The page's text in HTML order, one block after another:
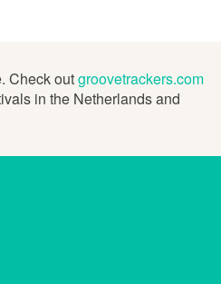
Check outgroovetrackers.com
in the Netherlands and